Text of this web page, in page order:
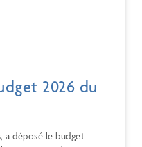
2026 du
a déposé le budget